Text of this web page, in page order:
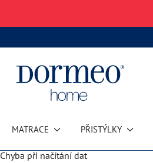
MATRACE PŘISTÝLKY
Chyba při načítání dat